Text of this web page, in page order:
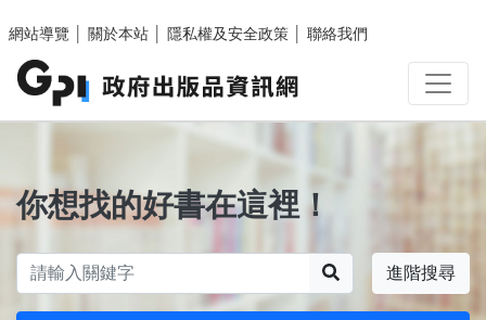
網站導覽
關於本站 隱私權及安全政策 聯絡我們
你想找的好書在這裡！
進階搜尋